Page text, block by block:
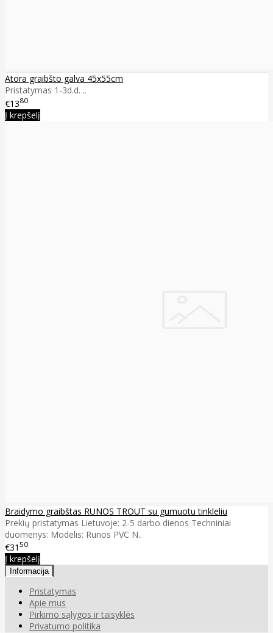
Atora graibšto galva 45x55cm
Pristatymas 1-3d.d. ..
€1380
Į krepšelį
Braidymo graibštas RUNOS TROUT su gumuotu tinkleliu
Prekių pristatymas Lietuvoje: 2-5 darbo dienos Techniniai
duomenys: Modelis: Runos PVC N..
€31 50
Į krepšelį
Informacija
Pristatymas
Apie mus
Pirkimo sąlygos ir taisyklės
Privatumo politika